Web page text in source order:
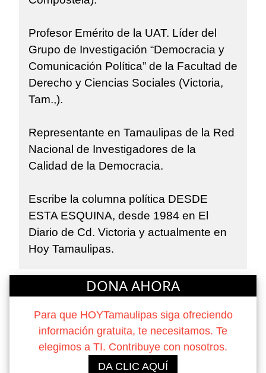
Profesor Emérito de la UAT. Líder del
Grupo de Investigación “Democracia y
Comunicación Política” de la Facultad de
Derecho y Ciencias Sociales (Victoria,
Tam.,).
Representante en Tamaulipas de la Red
Nacional de Investigadores de la
Calidad de la Democracia.
Escribe la columna política DESDE
ESTA ESQUINA, desde 1984 en El
Diario de Cd. Victoria y actualmente en
Hoy Tamaulipas.
DONA AHORA
Para que HOYTamaulipas siga ofreciendo
información gratuita, te necesitamos. Te
elegimos a TI. Contribuye con nosotros.
DA CLIC AQUÍ